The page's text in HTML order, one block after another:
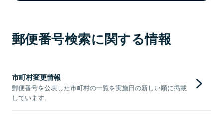
郵便番号検索に関する情報
市町村変更情報
郵便番号を公表した市町村の一覧を実施日の新しい順に掲載
しています。